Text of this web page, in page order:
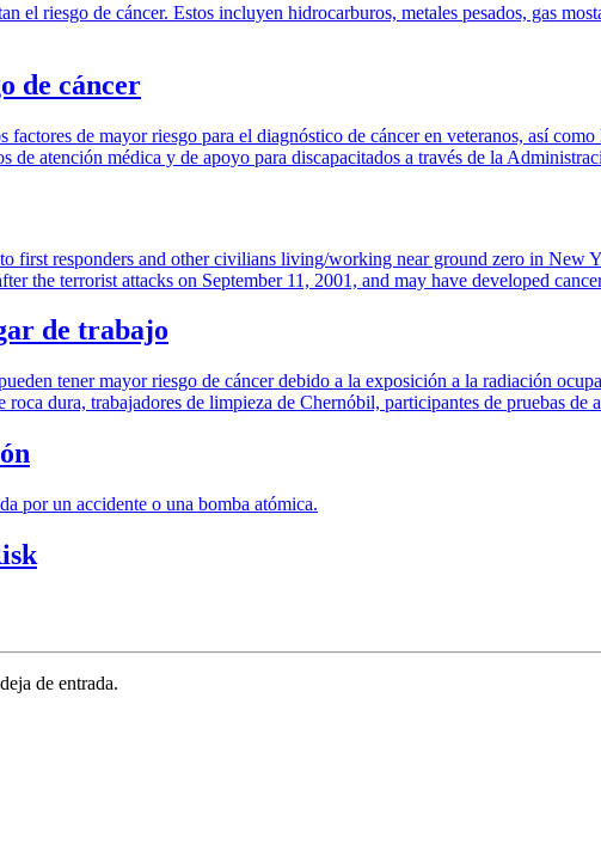
el riesgo de cáncer. Estos incluyen hidrocarburos, metales pesados, gas
de cáncer
de mayor riesgo para el diagnóstico de cáncer en veteranos, así
de atención médica y de apoyo para discapacitados a través de la
first responders and other civilians living/working near ground zero in New
the terrorist attacks on September 11, 2001, and may have developed
de trabajo
tener mayor riesgo de cáncer debido a la exposición a la radiación
dura, trabajadores de limpieza de Chernóbil, participantes de pruebas de
por un accidente o una bomba atómica.
de entrada.